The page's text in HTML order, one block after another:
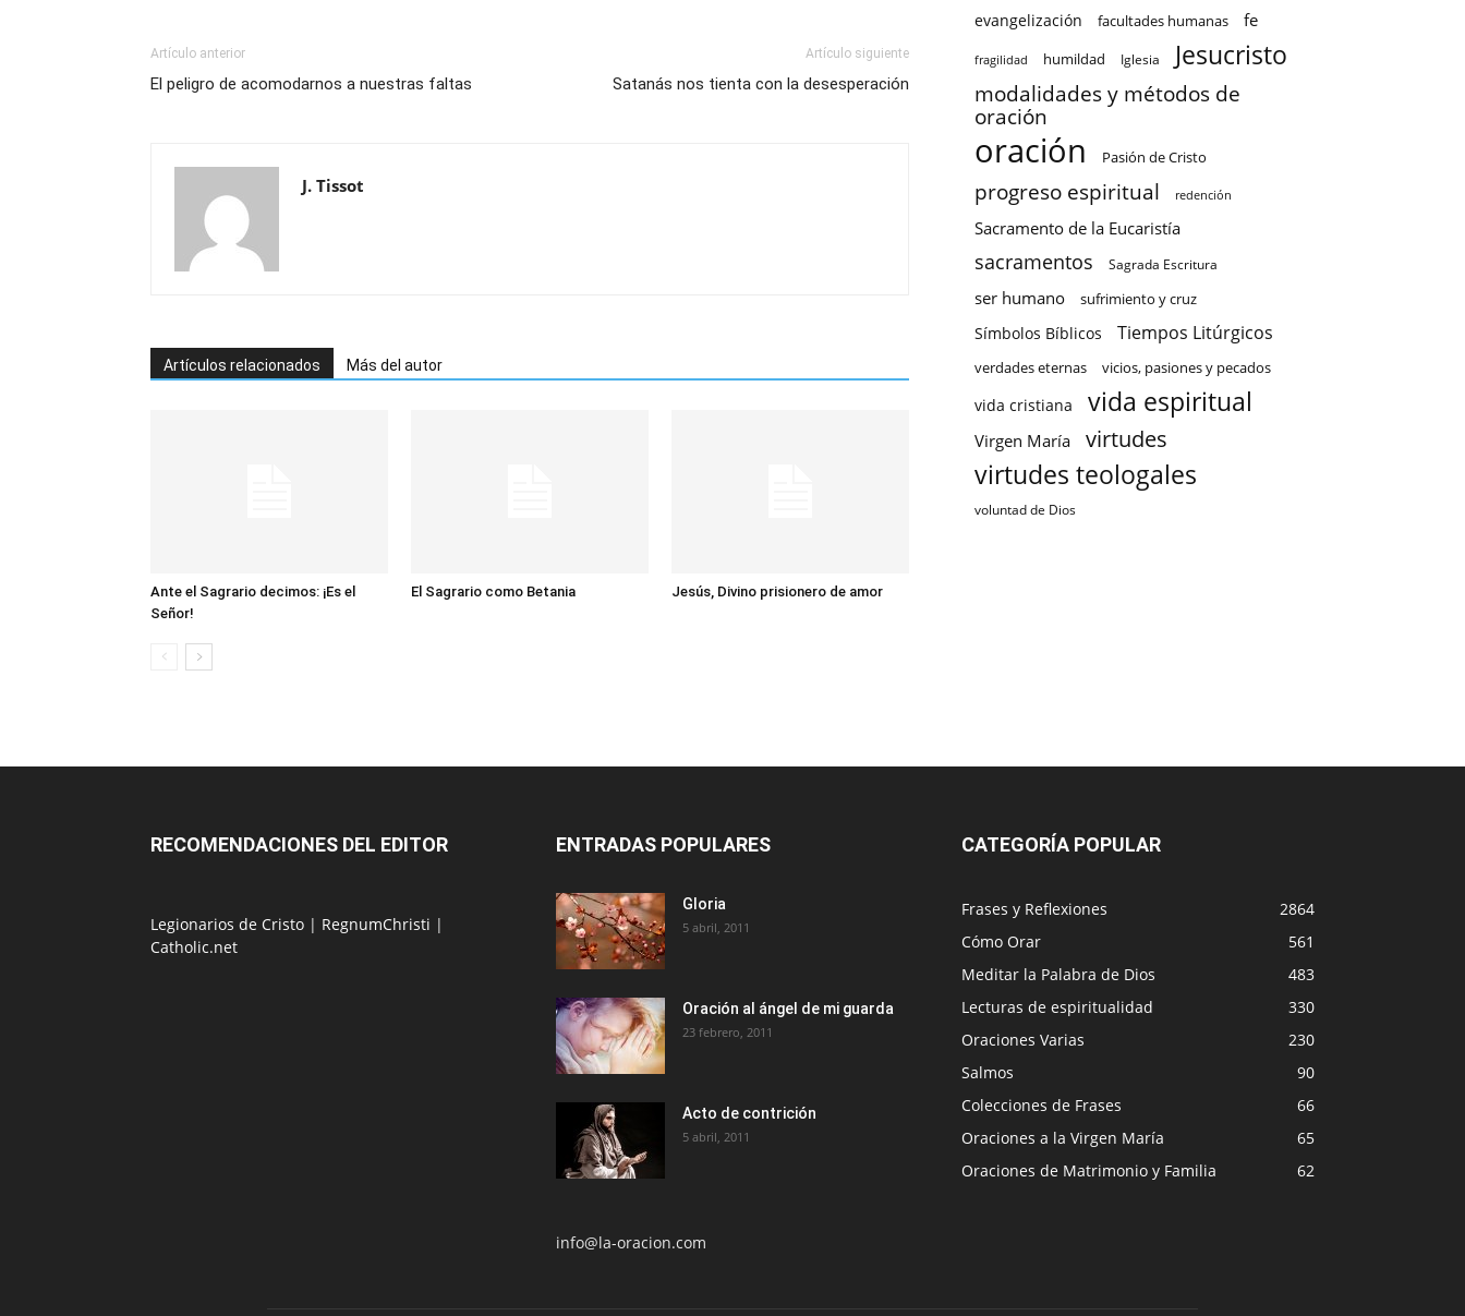
Artículo anterior
El peligro de acomodarnos a nuestras faltas
Artículo siguiente
Satanás nos tienta con la desesperación
J. Tissot
Artículos relacionados Más del autor
Ante el Sagrario decimos: ¡Es el
Señor!
El Sagrario como Betania Jesús, Divino prisionero de amor
evangelización facultades humanas fe
fragilidad humildad Iglesia Jesucristo
modalidades y métodos de
oración
oración Pasión de Cristo
progreso espiritual redención
Sacramento de la Eucaristía
sacramentos Sagrada Escritura
ser humano sufrimiento y cruz
Símbolos Bíblicos Tiempos Litúrgicos
verdades eternas vicios, pasiones y pecados
vida cristiana vida espiritual
Virgen María virtudes
virtudes teologales
voluntad de Dios
RECOMENDACIONES DEL EDITOR
Legionarios de Cristo | RegnumChristi |
Catholic.net
ENTRADAS POPULARES
Gloria
5 abril, 2011
Oración al ángel de mi guarda
23 febrero, 2011
Acto de contrición
5 abril, 2011
info@la-oracion.com
CATEGORÍA POPULAR
Frases y Reflexiones
2864
Cómo Orar
561
Meditar la Palabra de Dios
483
Lecturas de espiritualidad
330
Oraciones Varias
230
Salmos
90
Colecciones de Frases
66
Oraciones a la Virgen María
65
Oraciones de Matrimonio y Familia
62